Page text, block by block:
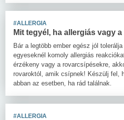
#ALLERGIA
Mit tegyél, ha allergiás vagy
Bár a legtöbb ember egész jól
egyeseknél komoly allergiás
érzékeny vagy a rovarcsípésekre,
rovaroktól, amik csípnek! Készülj fel,
abban az esetben, ha rád találnak.
#ALLERGIA